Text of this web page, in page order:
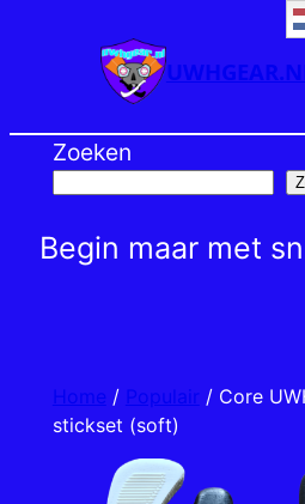
inhoud
Zoeken
Begin maar met
Home / Populair / Core
stickset (soft)